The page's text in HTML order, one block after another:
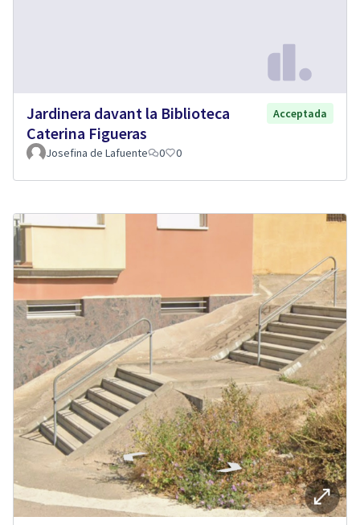
Jardinera davant la Biblioteca
Caterina Figueras
Acceptada
Josefina de Lafuente 0 0